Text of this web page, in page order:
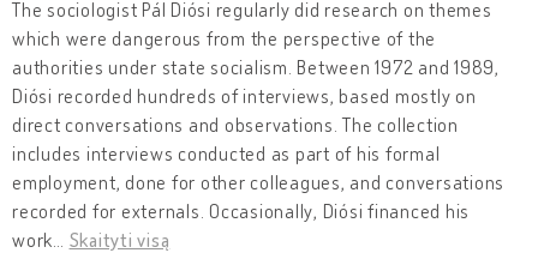
The sociologist Pál Diósi regularly did research on themes
which were dangerous from the perspective of the
authorities under state socialism. Between 1972 and 1989,
Diósi recorded hundreds of interviews, based mostly on
direct conversations and observations. The collection
includes interviews conducted as part of his formal
employment, done for other colleagues, and conversations
recorded for externals. Occasionally, Diósi financed his
work
Skaityti visą